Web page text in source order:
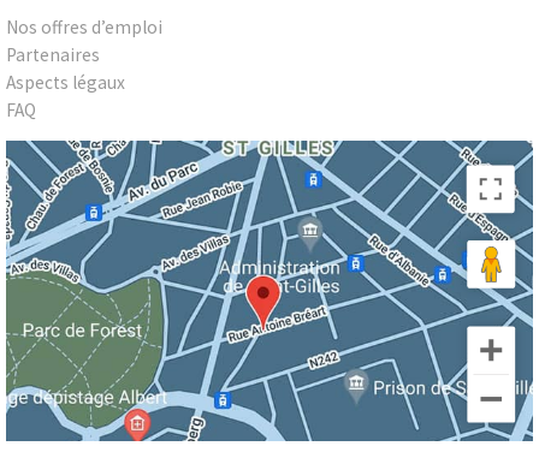
Nos offres d’emploi
Partenaires
Aspects légaux
FAQ